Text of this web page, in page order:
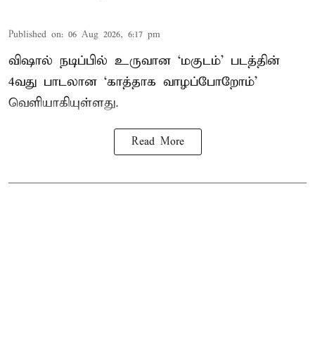
Published on: 06 Aug 2026, 6:17 pm
விஷால் நடிப்பில் உருவான ‘மகுடம்’ படத்தின்
4வது பாடலான ‘காத்தாக வாழப்போறோம்’
வெளியாகியுள்ளது.
Read More